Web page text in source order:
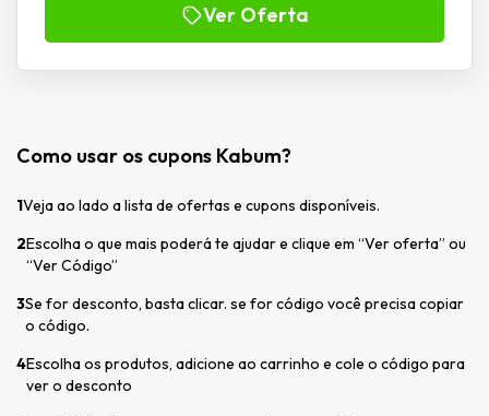
Ver Oferta
Como usar os cupons Kabum?
1Veja ao lado a lista de ofertas e cupons disponíveis.
2Escolha o que mais poderá te ajudar e clique em “Ver oferta” ou
“Ver Código”
3Se for desconto, basta clicar. se for código você precisa copiar
o código.
4Escolha os produtos, adicione ao carrinho e cole o código para
ver o desconto